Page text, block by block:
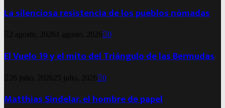
La silenciosa resistencia de los pueblos nómadas
2 agosto, 2026 1 agosto, 2026 0
El Vuelo 19 y el mito del Triángulo de las Bermudas
26 julio, 2026 25 julio, 2026 0
Matthias Sindelar, el hombre de papel